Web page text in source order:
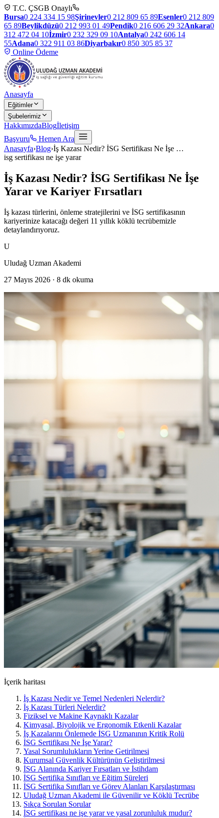
T.C. ÇSGB Onaylı
Bursa0 224 334 15 98Şirinevler0 212 809 65 89Esenler0 212 809
65 89Beylikdüzü0 212 993 01 49Pendik0 216 606 29 32Ankara0
312 472 04 10İzmir0 232 329 09 10Antalya0 242 606 14
55Adana0 322 911 03 86Diyarbakır0 850 305 85 37
Online Ödeme
Anasayfa
Eğitimler
Şubelerimiz
HakkımızdaBlogİletişim
Başvuru
Hemen Ara
Anasayfa›Blog›İş Kazası Nedir? İSG Sertifikası Ne İşe …
isg sertifikası ne işe yarar
İş Kazası Nedir? İSG Sertifikası Ne İşe
Yarar ve Kariyer Fırsatları
İş kazası türlerini, önleme stratejilerini ve İSG sertifikasının
kariyerinize katacağı değeri 11 yıllık köklü tecrübemizle
detaylandırıyoruz.
U
Uludağ Uzman Akademi
27 Mayıs 2026 · 8 dk okuma
İçerik haritası
İş Kazası Nedir ve Temel Nedenleri Nelerdir?
İş Kazası Türleri Nelerdir?
Fiziksel ve Makine Kaynaklı Kazalar
Kimyasal, Biyolojik ve Ergonomik Etkenli Kazalar
İş Kazalarını Önlemede İSG Uzmanının Kritik Rolü
İSG Sertifikası Ne İşe Yarar?
Yasal Sorumlulukların Yerine Getirilmesi
Kurumsal Güvenlik Kültürünün Geliştirilmesi
İSG Alanında Kariyer Fırsatları ve İstihdam
İSG Sertifika Sınıfları ve Eğitim Süreleri
İSG Sertifika Sınıfları ve Görev Alanları Karşılaştırması
Uludağ Uzman Akademi ile Güvenilir ve Köklü Tecrübe
Sıkça Sorulan Sorular
İSG sertifikası ne işe yarar ve yasal zorunluluk mudur?